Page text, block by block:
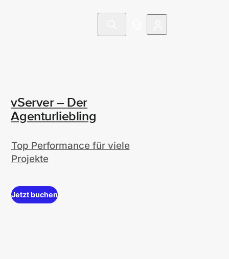
vServer – Der
Agenturliebling
Top Performance für viele
Projekte
Jetzt buchen